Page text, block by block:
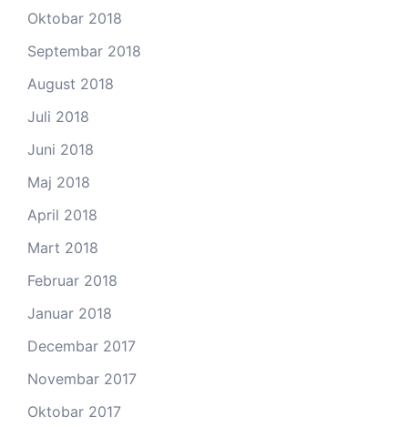
Oktobar 2018
Septembar 2018
August 2018
Juli 2018
Juni 2018
Maj 2018
April 2018
Mart 2018
Februar 2018
Januar 2018
Decembar 2017
Novembar 2017
Oktobar 2017